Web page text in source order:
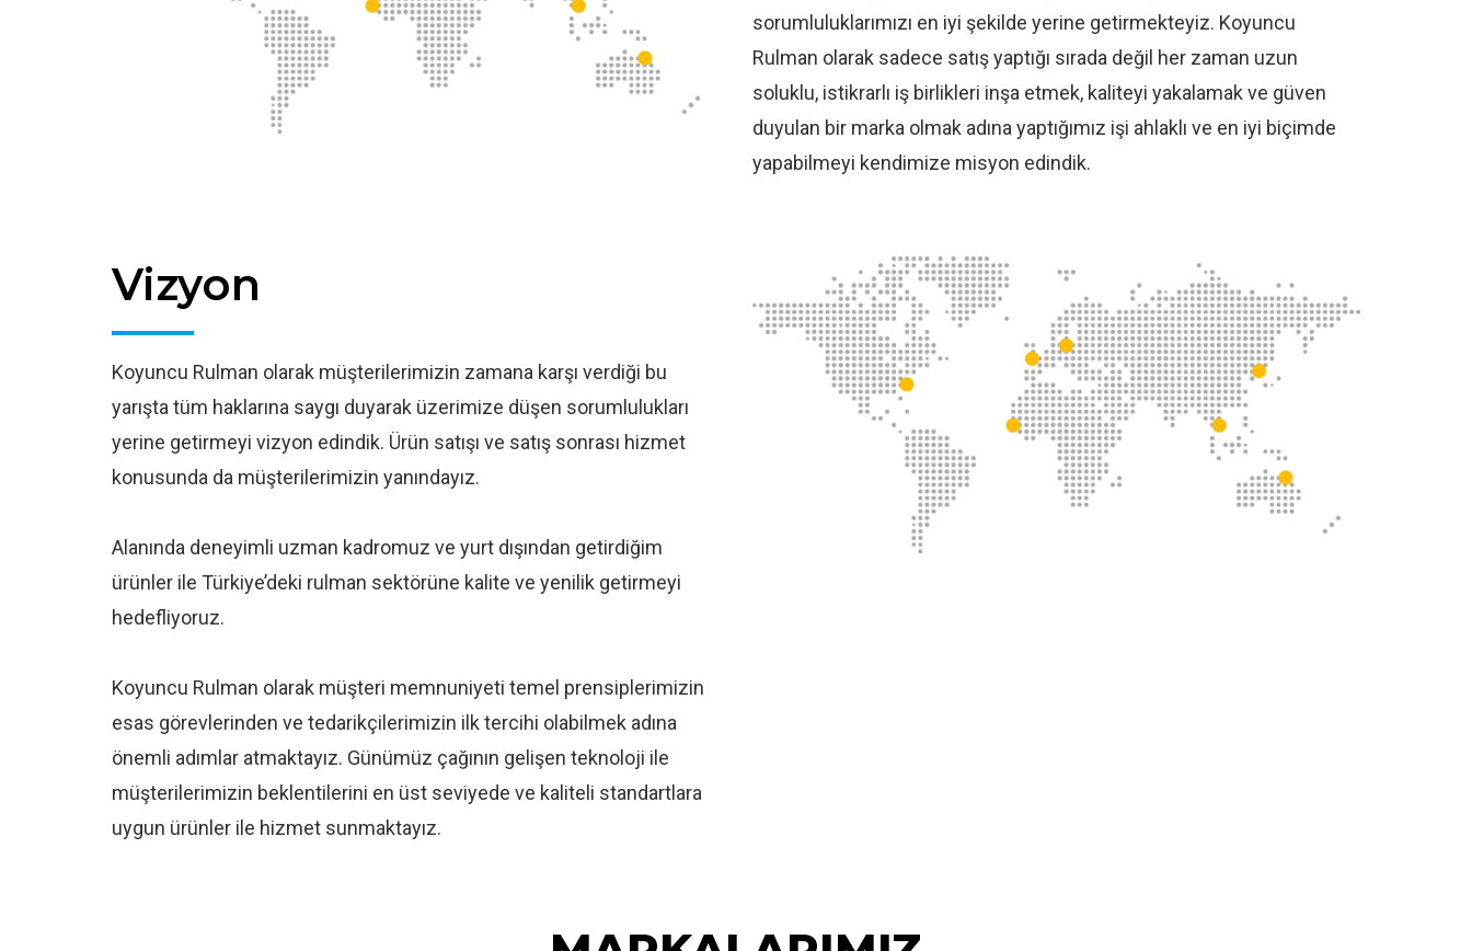
sorumluluklarımızı en iyi şekilde yerine getirmekteyiz. Koyuncu
Rulman olarak sadece satış yaptığı sırada değil her zaman uzun
soluklu, istikrarlı iş birlikleri inşa etmek, kaliteyi yakalamak ve güven
duyulan bir marka olmak adına yaptığımız işi ahlaklı ve en iyi biçimde
yapabilmeyi kendimize misyon edindik.
Vizyon
Koyuncu Rulman olarak müşterilerimizin zamana karşı verdiği bu
yarışta tüm haklarına saygı duyarak üzerimize düşen sorumlulukları
yerine getirmeyi vizyon edindik. Ürün satışı ve satış sonrası hizmet
konusunda da müşterilerimizin yanındayız.
Alanında deneyimli uzman kadromuz ve yurt dışından getirdiğim
ürünler ile Türkiye’deki rulman sektörüne kalite ve yenilik getirmeyi
hedefliyoruz.
Koyuncu Rulman olarak müşteri memnuniyeti temel prensiplerimizin
esas görevlerinden ve tedarikçilerimizin ilk tercihi olabilmek adına
önemli adımlar atmaktayız. Günümüz çağının gelişen teknoloji ile
müşterilerimizin beklentilerini en üst seviyede ve kaliteli standartlara
uygun ürünler ile hizmet sunmaktayız.